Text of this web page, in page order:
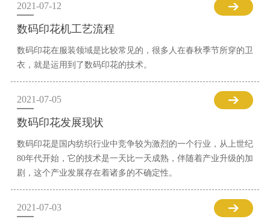
2021-07-12
数码印花机工艺流程
数码印花在服装领域是比较常见的，很多人在春秋季节所穿的卫
衣，就是运用到了数码印花的技术。
2021-07-05
数码印花发展现状
数码印花是国内纺织行业中竞争较为激烈的一个行业，从上世纪
80年代开始，它的技术是一天比一天成熟，伴随着产业升级的加
剧，这个产业发展存在着诸多的不确定性。
2021-07-03